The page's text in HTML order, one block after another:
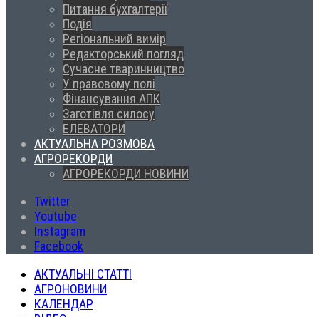
Питання бухгалтерії
Подія
Регіональний вимір
Редакторський погляд
Сучасне тваринництво
У правовому полі
Фінансування АПК
Заготівля силосу
ЕЛЕВАТОРИ
АКТУАЛЬНА РОЗМОВА
АГРОРЕКОРДИ
АГРОРЕКОРДИ НОВИНИ
Twitter
Youtube
Instagram
Facebook
АКТУАЛЬНІ СТАТТІ
АГРОНОВИНИ
КАЛЕНДАР